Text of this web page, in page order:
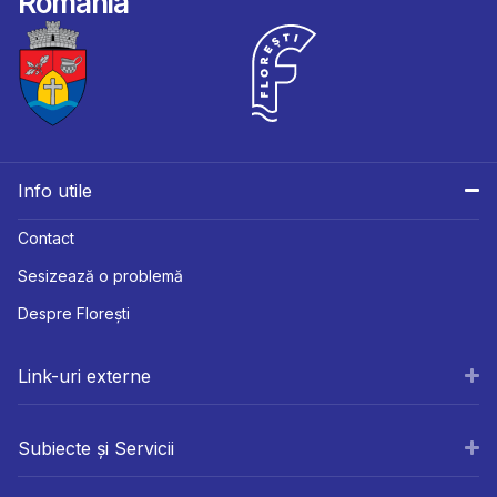
Info utile
Contact
Sesizează o problemă
Despre Florești
Link-uri externe
Subiecte și Servicii